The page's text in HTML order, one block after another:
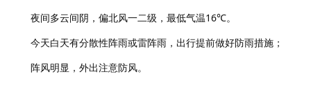
夜间多云间阴，偏北风一二级，最低气温16℃。
今天白天有分散性阵雨或雷阵雨，出行提前做好防雨措施；
阵风明显，外出注意防风。